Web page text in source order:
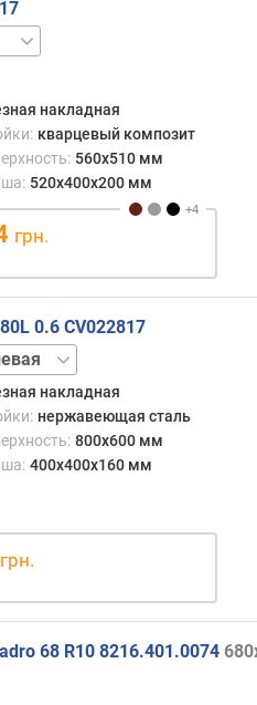
накладная
кварцевый композит
560x510 мм
520x400x200 мм
грн.
0.6 CV022817
накладная
нержавеющая сталь
800x600 мм
400x400x160 мм
грн.
68 R10 8216.401.0074